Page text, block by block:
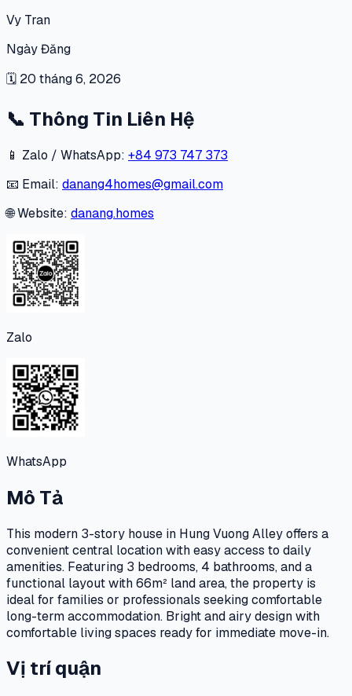
Vy Tran
Ngày Đăng
🗓 20 tháng 6, 2026
📞 Thông Tin Liên Hệ
📱 Zalo / WhatsApp: +84 973 747 373
📧 Email: danang4homes@gmail.com
🌐 Website: danang.homes
Zalo
WhatsApp
Mô Tả
This modern 3-story house in Hung Vuong Alley offers a
convenient central location with easy access to daily
amenities. Featuring 3 bedrooms, 4 bathrooms, and a
functional layout with 66m² land area, the property is
ideal for families or professionals seeking comfortable
long-term accommodation. Bright and airy design with
comfortable living spaces ready for immediate move-in.
Vị trí quận